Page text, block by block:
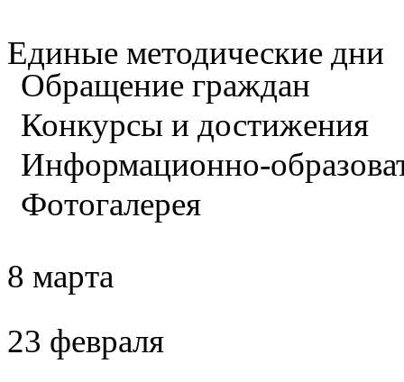
Единые методические дни
Обращение граждан
Конкурсы и достижения
Информационно-
Фотогалерея
8 марта
23 февраля